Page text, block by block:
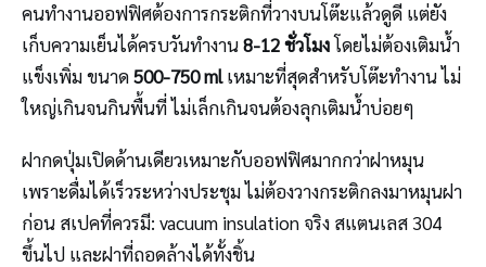
คนทำงานออฟฟิศต้องการกระติกที่วางบนโต๊ะแล้วดูดี แต่ยัง
เก็บความเย็นได้ครบวันทำงาน8-12 ชั่วโมงโดยไม่ต้องเติมน้ำ
แข็งเพิ่ม ขนาด500-750 mlเหมาะที่สุดสำหรับโต๊ะทำงาน ไม่
ใหญ่เกินจนกินพื้นที่ ไม่เล็กเกินจนต้องลุกเติมน้ำบ่อยๆ
ฝากดปุ่มเปิดด้านเดียวเหมาะกับออฟฟิศมากกว่าฝาหมุน
เพราะดื่มได้เร็วระหว่างประชุม ไม่ต้องวางกระติกลงมาหมุนฝา
ก่อน สเปคที่ควรมี: vacuum insulation จริง สแตนเลส 304
ขึ้นไป และฝาที่ถอดล้างได้ทั้งชิ้น